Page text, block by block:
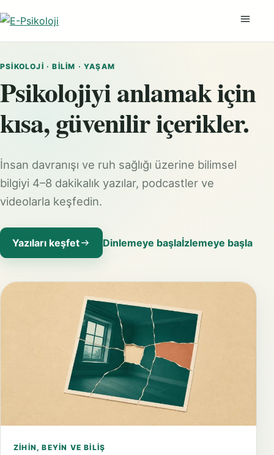
PSIKOLOJI · BILIM · YAŞAM
Psikolojiyi anlamak için
kısa, güvenilir içerikler.
İnsan davranışı ve ruh sağlığı üzerine bilimsel
bilgiyi 4–8 dakikalık yazılar, podcastler ve
videolarla keşfedin.
Yazıları keşfet Dinlemeye başlaİzlemeye başla
ZIHIN, BEYIN VE BILIŞ